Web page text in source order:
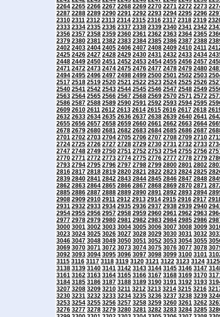
2264 2265 2266 2267 2268 2269 2270 2271 2272 2273
2287 2288 2289 2290 2291 2292 2293 2294 2295 2296
2310 2311 2312 2313 2314 2315 2316 2317 2318 2319
2333 2334 2335 2336 2337 2338 2339 2340 2341 2342
2356 2357 2358 2359 2360 2361 2362 2363 2364 2365
2379 2380 2381 2382 2383 2384 2385 2386 2387 2388
2402 2403 2404 2405 2406 2407 2408 2409 2410 2411
2425 2426 2427 2428 2429 2430 2431 2432 2433 2434
2448 2449 2450 2451 2452 2453 2454 2455 2456 2457
2471 2472 2473 2474 2475 2476 2477 2478 2479 2480
2494 2495 2496 2497 2498 2499 2500 2501 2502 2503
2517 2518 2519 2520 2521 2522 2523 2524 2525 2526
2540 2541 2542 2543 2544 2545 2546 2547 2548 2549
2563 2564 2565 2566 2567 2568 2569 2570 2571 2572
2586 2587 2588 2589 2590 2591 2592 2593 2594 2595
2609 2610 2611 2612 2613 2614 2615 2616 2617 2618
2632 2633 2634 2635 2636 2637 2638 2639 2640 2641
2655 2656 2657 2658 2659 2660 2661 2662 2663 2664
2678 2679 2680 2681 2682 2683 2684 2685 2686 2687
2701 2702 2703 2704 2705 2706 2707 2708 2709 2710
2724 2725 2726 2727 2728 2729 2730 2731 2732 2733
2747 2748 2749 2750 2751 2752 2753 2754 2755 2756
2770 2771 2772 2773 2774 2775 2776 2777 2778 2779
2793 2794 2795 2796 2797 2798 2799 2800 2801 2802
2816 2817 2818 2819 2820 2821 2822 2823 2824 2825
2839 2840 2841 2842 2843 2844 2845 2846 2847 2848
2862 2863 2864 2865 2866 2867 2868 2869 2870 2871
2885 2886 2887 2888 2889 2890 2891 2892 2893 2894
2908 2909 2910 2911 2912 2913 2914 2915 2916 2917
2931 2932 2933 2934 2935 2936 2937 2938 2939 2940
2954 2955 2956 2957 2958 2959 2960 2961 2962 2963
2977 2978 2979 2980 2981 2982 2983 2984 2985 2986
3000 3001 3002 3003 3004 3005 3006 3007 3008 3009
3023 3024 3025 3026 3027 3028 3029 3030 3031 3032
3046 3047 3048 3049 3050 3051 3052 3053 3054 3055
3069 3070 3071 3072 3073 3074 3075 3076 3077 3078
3092 3093 3094 3095 3096 3097 3098 3099 3100 3101
3115 3116 3117 3118 3119 3120 3121 3122 3123 3124 3125
3138 3139 3140 3141 3142 3143 3144 3145 3146 3147
3161 3162 3163 3164 3165 3166 3167 3168 3169 3170
3184 3185 3186 3187 3188 3189 3190 3191 3192 3193
3207 3208 3209 3210 3211 3212 3213 3214 3215 3216
3230 3231 3232 3233 3234 3235 3236 3237 3238 3239
3253 3254 3255 3256 3257 3258 3259 3260 3261 3262
3276 3277 3278 3279 3280 3281 3282 3283 3284 3285